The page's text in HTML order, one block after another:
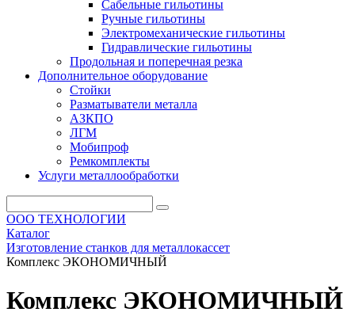
Сабельные гильотины
Ручные гильотины
Электромеханические гильотины
Гидравлические гильотины
Продольная и поперечная резка
Дополнительное оборудование
Стойки
Разматыватели металла
АЗКПО
ЛГМ
Мобипроф
Ремкомплекты
Услуги металлообработки
ООО ТЕХНОЛОГИИ
Каталог
Изготовление станков для металлокассет
Комплекс ЭКОНОМИЧНЫЙ
Комплекс ЭКОНОМИЧНЫЙ